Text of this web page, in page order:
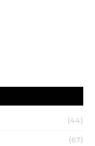
(44)
(67)